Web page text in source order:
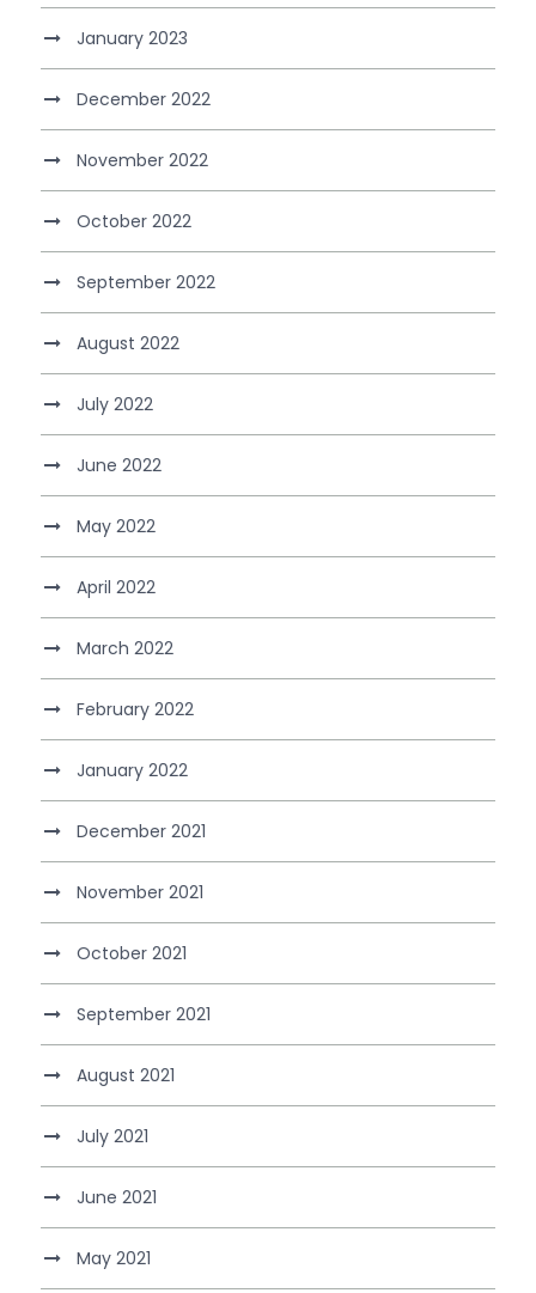
January 2023
December 2022
November 2022
October 2022
September 2022
August 2022
July 2022
June 2022
May 2022
April 2022
March 2022
February 2022
January 2022
December 2021
November 2021
October 2021
September 2021
August 2021
July 2021
June 2021
May 2021